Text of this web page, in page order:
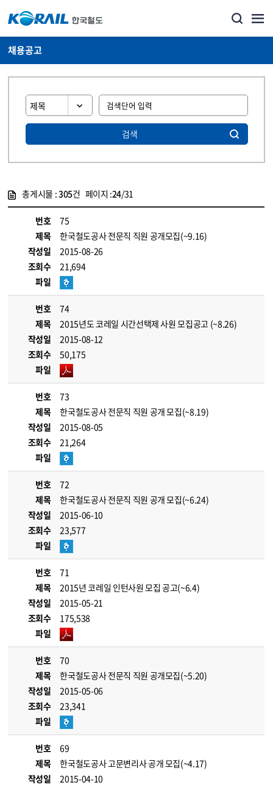
채용공고
검색
총게시물 :305건 페이지 :24/31
번호
75
제목
한국철도공사 전문직 직원 공개모집(~9.16)
작성일
2015-08-26
조회수
21,694
파일
번호
74
제목
2015년도 코레일 시간선택제 사원 모집공고 (~8.26)
작성일
2015-08-12
조회수
50,175
파일
번호
73
제목
한국철도공사 전문직 직원 공개 모집(~8.19)
작성일
2015-08-05
조회수
21,264
파일
번호
72
제목
한국철도공사 전문직 직원 공개 모집(~6.24)
작성일
2015-06-10
조회수
23,577
파일
번호
71
제목
2015년 코레일 인턴사원 모집 공고(~6.4)
작성일
2015-05-21
조회수
175,538
파일
번호
70
제목
한국철도공사 전문직 직원 공개모집(~5.20)
작성일
2015-05-06
조회수
23,341
파일
번호
69
제목
한국철도공사 고문변리사 공개 모집(~4.17)
작성일
2015-04-10